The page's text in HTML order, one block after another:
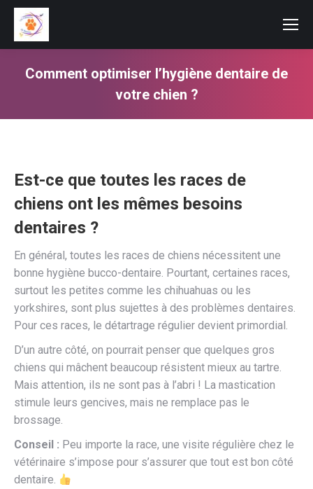
Comment optimiser l’hygiène dentaire de
votre chien ?
Est-ce que toutes les races de
chiens ont les mêmes besoins
dentaires ?
En général, toutes les races de chiens nécessitent une
bonne hygiène bucco-dentaire. Pourtant, certaines races,
surtout les petites comme les chihuahuas ou les
yorkshires, sont plus sujettes à des problèmes dentaires.
Pour ces races, le détartrage régulier devient primordial.
D’un autre côté, on pourrait penser que quelques gros
chiens qui mâchent beaucoup résistent mieux au tartre.
Mais attention, ils ne sont pas à l’abri ! La mastication
stimule leurs gencives, mais ne remplace pas le
brossage.
Conseil : Peu importe la race, une visite régulière chez le
vétérinaire s’impose pour s’assurer que tout est bon côté
dentaire.